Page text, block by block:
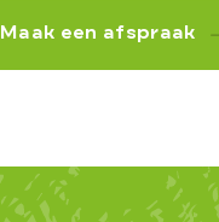
Maak een afspraak